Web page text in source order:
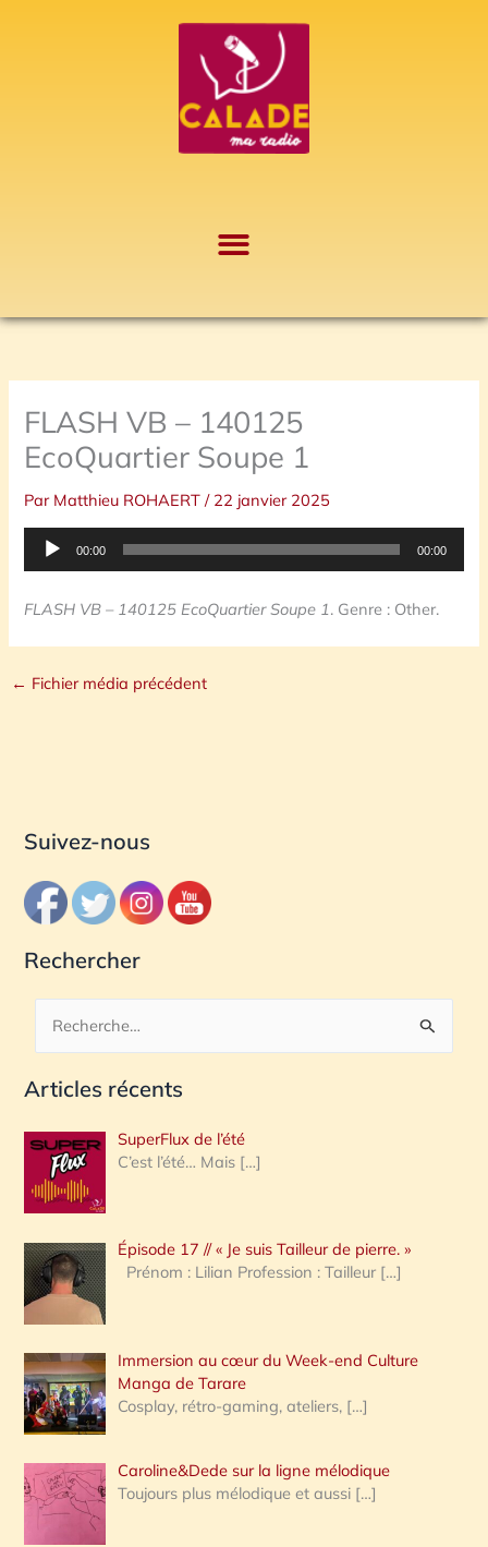
FLASH VB – 140125
EcoQuartier Soupe 1
Par Matthieu ROHAERT/ 22 janvier 2025
Lecteur
00:00 00:00
FLASH VB – 140125 EcoQuartier Soupe 1. Genre : Other.
← Fichier média précédent
Suivez-nous
Rechercher
c
e
r
c
h
e
:
Articles récents
SuperFlux de l’été
C’est l’été… Mais […]
Épisode 17 // « Je suis Tailleur de pierre. »
Prénom : Lilian Profession : Tailleur […]
Immersion au cœur du Week-end Culture
Manga de Tarare
Cosplay, rétro-gaming, ateliers, […]
Caroline&Dede sur la ligne mélodique
Toujours plus mélodique et aussi […]